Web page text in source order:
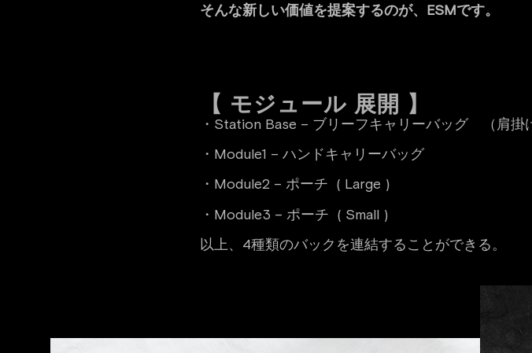
そんな新しい価値を提案するのが、ESMです。
【 モジュール 展開 】
・Station Base – ブリーフキャリーバッグ （肩掛
・Module1 – ハンドキャリーバッグ
・Module2 – ポーチ ( Large )
・Module3 – ポーチ ( Small )
以上、4種類のバックを連結することができる。